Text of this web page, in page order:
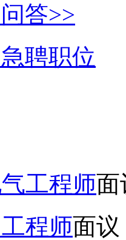
答>>
聘职位
工程师面
程师面议